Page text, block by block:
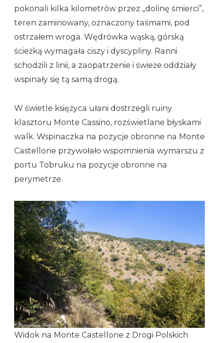
pokonali kilka kilometrów przez „dolinę śmierci”,
teren zaminowany, oznaczony taśmami, pod
ostrzałem wroga. Wędrówka wąską, górską
ścieżką wymagała ciszy i dyscypliny. Ranni
schodzili z linii, a zaopatrzenie i świeże oddziały
wspinały się tą samą drogą.
W świetle księżyca ułani dostrzegli ruiny
klasztoru Monte Cassino, rozświetlane błyskami
walk. Wspinaczka na pozycje obronne na Monte
Castellone przywołało wspomnienia wymarszu z
portu Tobruku na pozycje obronne na
perymetrze.
Widok na Monte Castellone z Drogi Polskich